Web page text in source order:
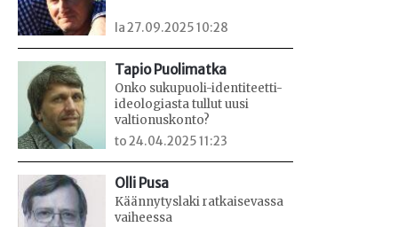
la 27.09.2025 10:28
Tapio Puolimatka
Onko sukupuoli-identiteetti-
ideologiasta tullut uusi
valtionuskonto?
to 24.04.2025 11:23
Olli Pusa
Käännytyslaki ratkaisevassa
vaiheessa